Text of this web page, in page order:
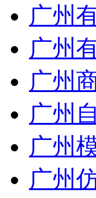
广州
广州
广州
广州
广州
广州